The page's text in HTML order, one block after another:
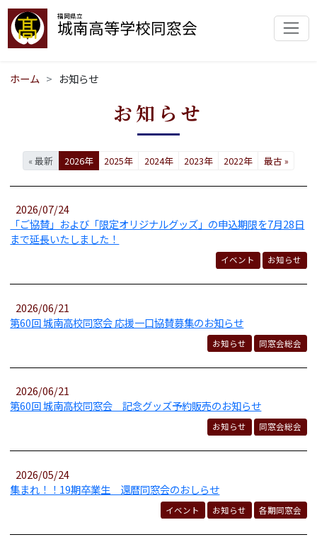
福岡県立
城南高等学校同窓会
ホーム お知らせ
お知らせ
« 最新 2026年 2025年 2024年 2023年 2022年 最古 »
2026/07/24
「ご協賛」および「限定オリジナルグッズ」の申込期限を7月28日
まで延長いたしました！
イベント お知らせ
2026/06/21
第60回 城南高校同窓会 応援一口協賛募集のお知らせ
お知らせ 同窓会総会
2026/06/21
第60回 城南高校同窓会 記念グッズ予約販売のお知らせ
お知らせ 同窓会総会
2026/05/24
集まれ！！19期卒業生 還暦同窓会のおしらせ
イベント お知らせ 各期同窓会